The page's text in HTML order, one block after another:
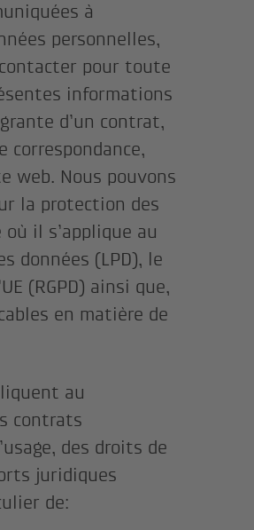
à
personnelles,
pour toute
informations
d’un contrat,
web. Nous pouvons
la protection des
il s’applique au
données (LPD), le
(RGPD) ainsi que,
en matière de
au
contrats
des droits de
juridiques
de: